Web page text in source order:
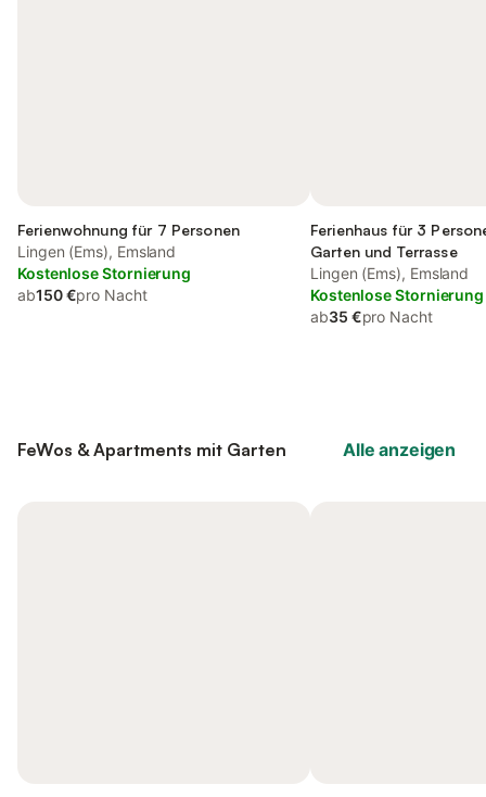
Ferienwohnung für 7 Personen
Lingen (Ems), Emsland
Kostenlose Stornierung
ab150 €pro Nacht
Ferienhaus für 3
Garten und Terrasse
Lingen (Ems), Emsland
Kostenlose Stornierung
ab35 €pro Nacht
FeWos & Apartments mit Garten Alle anzeigen